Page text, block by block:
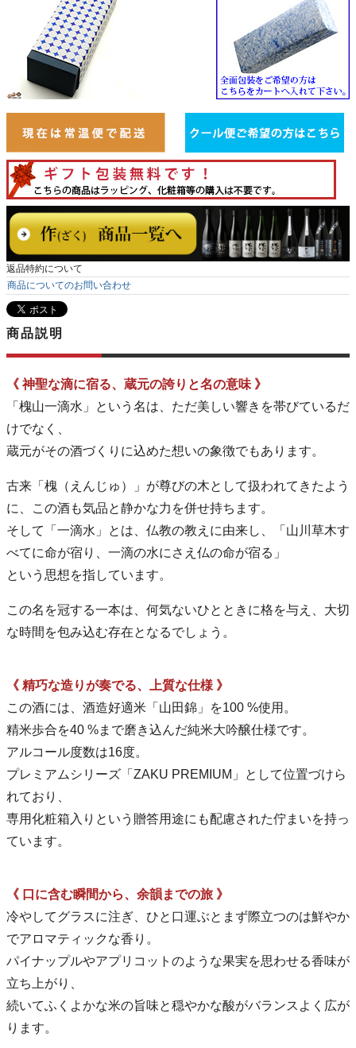
返品特約について
商品についてのお問い合わせ
商品説明
《 神聖な滴に宿る、蔵元の誇りと名の意味 》
「槐山一滴水」という名は、ただ美しい響きを帯びているだ
けでなく、
蔵元がその酒づくりに込めた想いの象徴でもあります。
古来「槐（えんじゅ）」が尊びの木として扱われてきたよう
に、この酒も気品と静かな力を併せ持ちます。
そして「一滴水」とは、仏教の教えに由来し、「山川草木す
べてに命が宿り、一滴の水にさえ仏の命が宿る」
という思想を指しています。
この名を冠する一本は、何気ないひとときに格を与え、大切
な時間を包み込む存在となるでしょう。
《 精巧な造りが奏でる、上質な仕様 》
この酒には、酒造好適米「山田錦」を100 %使用。
精米歩合を40 %まで磨き込んだ純米大吟醸仕様です。
アルコール度数は16度。
プレミアムシリーズ「ZAKU PREMIUM」として位置づけら
れており、
専用化粧箱入りという贈答用途にも配慮された佇まいを持っ
ています。
《 口に含む瞬間から、余韻までの旅 》
冷やしてグラスに注ぎ、ひと口運ぶとまず際立つのは鮮やか
でアロマティックな香り。
パイナップルやアプリコットのような果実を思わせる香味が
立ち上がり、
続いてふくよかな米の旨味と穏やかな酸がバランスよく広が
ります。